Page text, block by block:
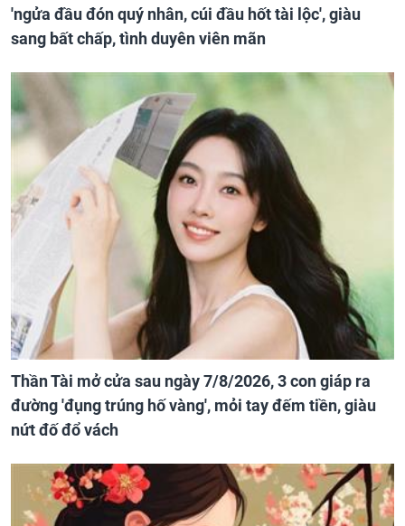
'ngửa đầu đón quý nhân, cúi đầu hốt tài lộc', giàu
sang bất chấp, tình duyên viên mãn
Thần Tài mở cửa sau ngày 7/8/2026, 3 con giáp ra
đường 'đụng trúng hố vàng', mỏi tay đếm tiền, giàu
nứt đố đổ vách